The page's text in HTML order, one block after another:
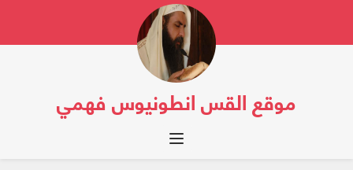
موقع القس انطونيوس فهمي
Toggle navigation